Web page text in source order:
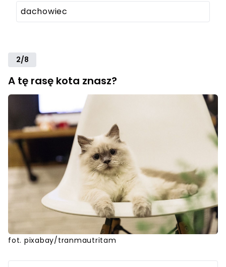
dachowiec
2/8
A tę rasę kota znasz?
fot. pixabay/tranmautritam